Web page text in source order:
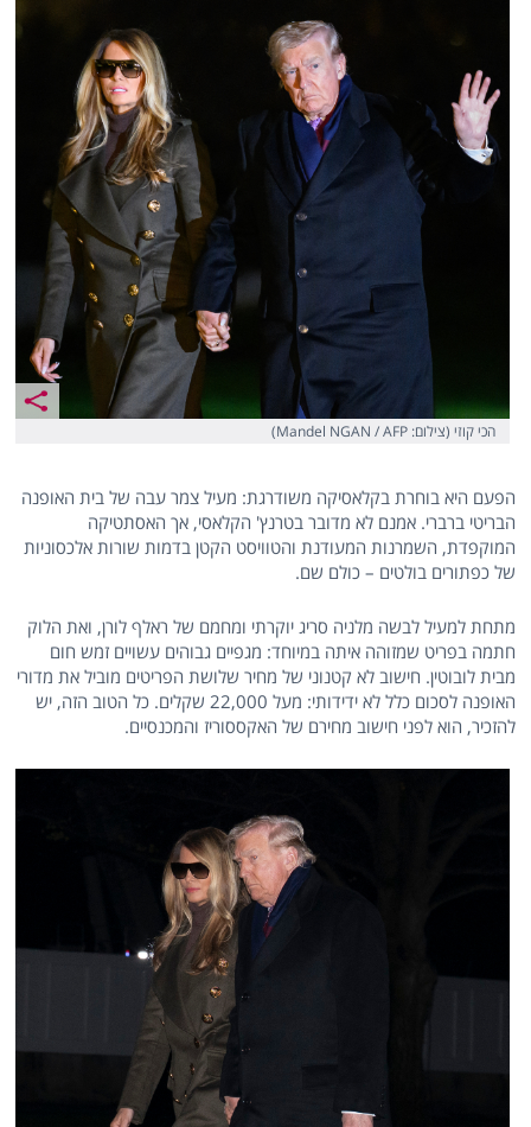
הכי קוזי (צילום: Mandel NGAN / AFP)
הפעם היא בוחרת בקלאסיקה משודרגת: מעיל צמר עבה של בית האופנה
הבריטי ברברי. אמנם לא מדובר בטרנץ' הקלאסי, אך האסתטיקה
המוקפדת, השמרנות המעודנת והטוויסט הקטן בדמות שורות אלכסוניות
של כפתורים בולטים – כולם שם.
מתחת למעיל לבשה מלניה סריג יוקרתי ומחמם של ראלף לורן, ואת הלוק
חתמה בפריט שמזוהה איתה במיוחד: מגפיים גבוהים עשויים זמש חום
מבית לובוטין. חישוב לא קטנוני של מחיר שלושת הפריטים מוביל את מדורי
האופנה לסכום כלל לא ידידותי: מעל 22,000 שקלים. כל הטוב הזה, יש
להזכיר, הוא לפני חישוב מחירם של האקססוריז והמכנסיים.